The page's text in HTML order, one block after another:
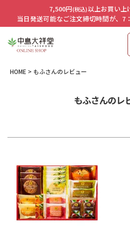
7,500円(税込)以上お買い上
当日発送可能なご注文締切時間が、7
HOME もふさんのレビュー
もふさんのレ